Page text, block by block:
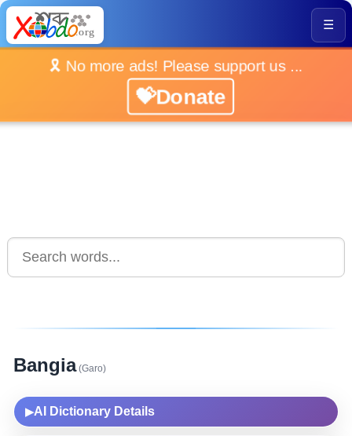
☰
🎗️ No more ads! Please support us ...
💝Donate
Bangia(Garo)
▶AI Dictionary Details